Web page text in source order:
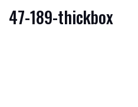
47-189-thickbox